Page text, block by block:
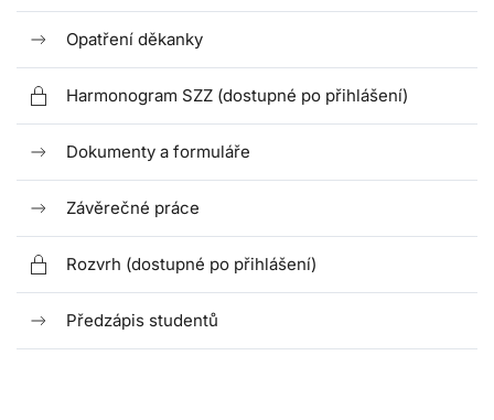
Opatření děkanky
Harmonogram SZZ (dostupné po přihlášení)
Dokumenty a formuláře
Závěrečné práce
Rozvrh (dostupné po přihlášení)
Předzápis studentů